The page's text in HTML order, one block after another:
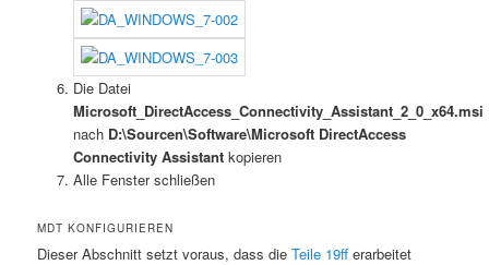
Die Datei
Microsoft_DirectAccess_Connectivity_Assistant_2_0_x64.msi
nach D:\Sourcen\Software\Microsoft DirectAccess
Connectivity Assistantkopieren
Alle Fenster schließen
MDT KONFIGURIEREN
Dieser Abschnitt setzt voraus, dass dieTeile 19fferarbeitet